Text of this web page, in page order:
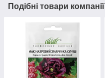
Подібні товари компанії